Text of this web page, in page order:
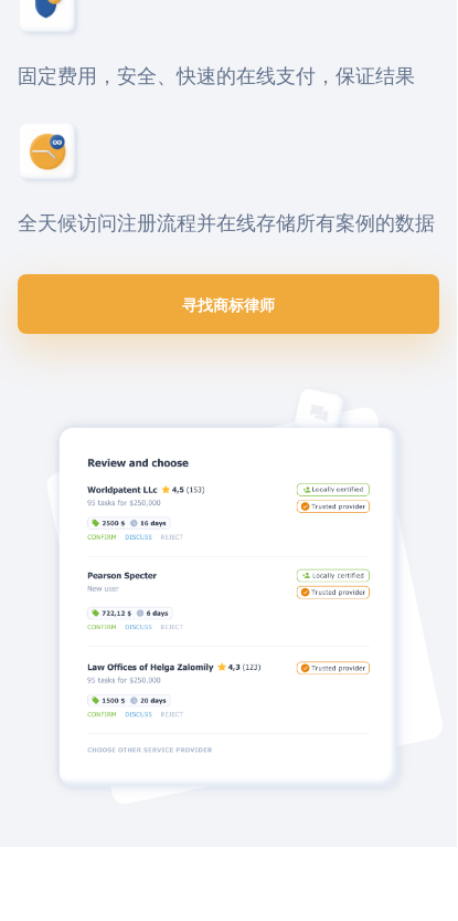
固定费用，安全、快速的在线支付，保证结果
全天候访问注册流程并在线存储所有案例的数据
寻找商标律师